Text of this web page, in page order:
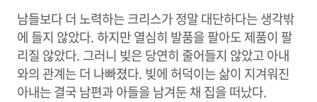
남들보다 더 노력하는 크리스가 정말 대단하다는 생각밖
에 들지 않았다. 하지만 열심히 발품을 팔아도 제품이 팔
리질 않았다. 그러니 빚은 당연히 줄어들지 않았고 아내
와의 관계는 더 나빠졌다. 빚에 허덕이는 삶이 지겨워진
아내는 결국 남편과 아들을 남겨둔 채 집을 떠났다.